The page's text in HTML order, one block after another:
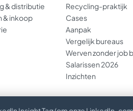
& distributie
& inkoop
Recycling-praktijk
Cases
Aanpak
Vergelijk bureaus
Werven zonder job
Salarissen 2026
Inzichten